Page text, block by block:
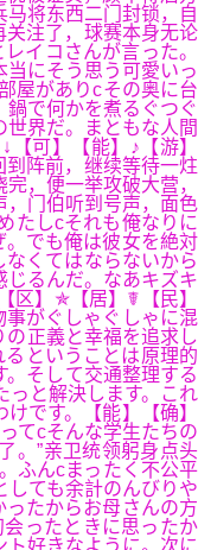
将东西二门封锁，自
注了，球赛本身无论
イコさんが言った。
にそう思う可愛いっ
屋がありcその奥に台
で何かを煮るぐつぐ
界だ。まともな人間
可】【能】♪【游】
阵前，继续等待一炷
，便一举攻破大营，
门伯听到号声，面色
たしcそれも俺なりに
でも俺は彼女を絶対
くてはならないから
るんだ。なあキズキ
区】✯【居】☤【民】
がぐしゃぐしゃに混
正義と幸福を追求し
ということは原理的
そして交通整理する
っと解決します。これ
です。【能】【确】
てcそんな学生たちの
。”亲卫统领躬身点头
ふんcまったく不公平
ても余計のんびりや
たからお母さんの方
ったときに思ったか
ト好きなように。次に